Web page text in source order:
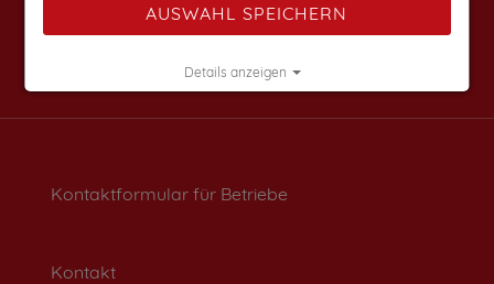
Kontaktformular für Betriebe
Kontakt
AUSWAHL SPEICHERN
Details anzeigen
Impressum|Datenschutz